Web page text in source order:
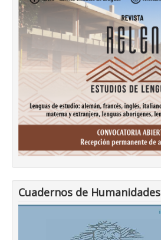
Cuadernos de Humanidades